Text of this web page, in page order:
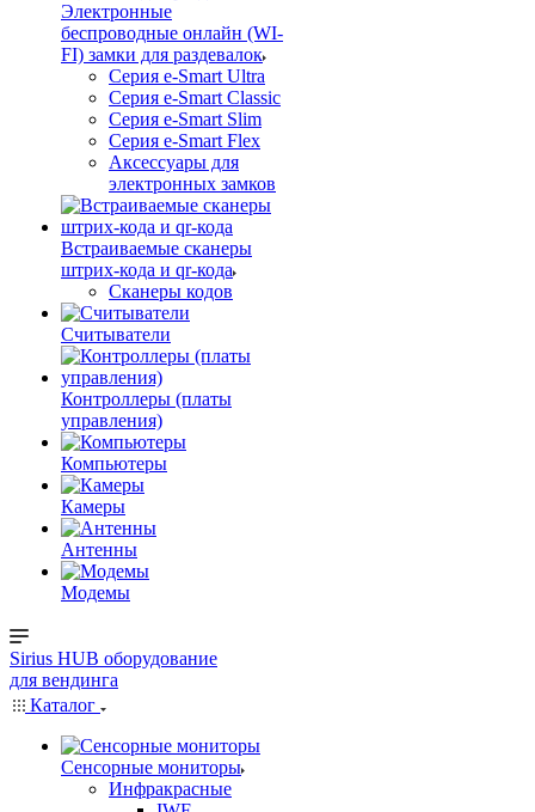
Электронные
беспроводные онлайн (WI-
FI) замки для раздевалок
Серия e-Smart Ultra
Серия e-Smart Classic
Серия e-Smart Slim
Серия e-Smart Flex
Аксессуары для
электронных замков
Встраиваемые сканеры
штрих-кода и qr-кода
Сканеры кодов
Считыватели
Контроллеры (платы
управления)
Компьютеры
Камеры
Антенны
Модемы
Sirius HUB оборудование
для вендинга
Каталог
Сенсорные мониторы
Инфракрасные